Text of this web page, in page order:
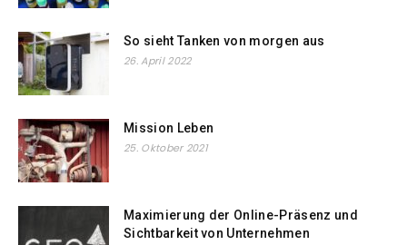
So sieht Tanken von morgen aus
26. April 2022
Mission Leben
25. Oktober 2021
Maximierung der Online-Präsenz und
Sichtbarkeit von Unternehmen